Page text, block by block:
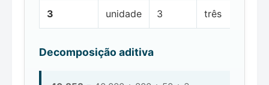
3 unidade 3 três
Decomposição aditiva